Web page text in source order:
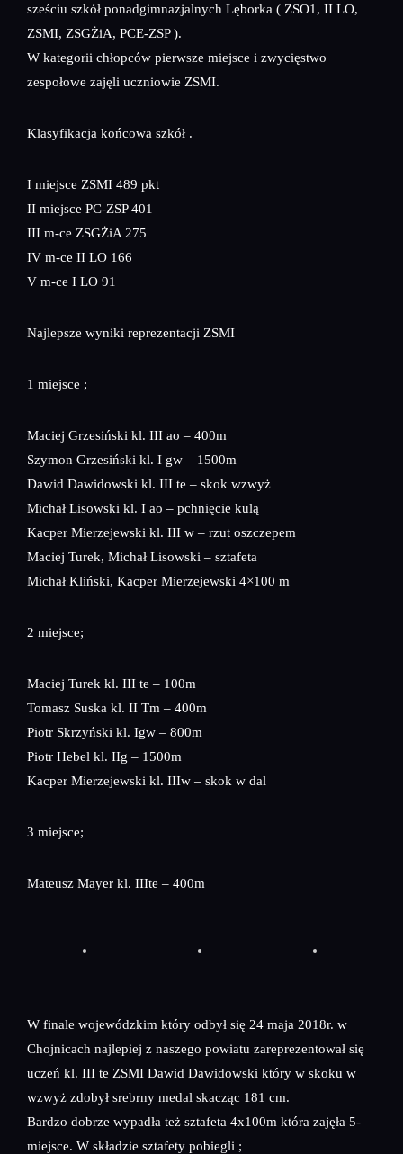
sześciu szkół ponadgimnazjalnych Lęborka ( ZSO1, II LO,
ZSMI, ZSGŻiA, PCE-ZSP ).
W kategorii chłopców pierwsze miejsce i zwycięstwo
zespołowe zajęli uczniowie ZSMI.
Klasyfikacja końcowa szkół .
I miejsce ZSMI 489 pkt
II miejsce PC-ZSP 401
III m-ce ZSGŻiA 275
IV m-ce II LO 166
V m-ce I LO 91
Najlepsze wyniki reprezentacji ZSMI
1 miejsce ;
Maciej Grzesiński kl. III ao – 400m
Szymon Grzesiński kl. I gw – 1500m
Dawid Dawidowski kl. III te – skok wzwyż
Michał Lisowski kl. I ao – pchnięcie kulą
Kacper Mierzejewski kl. III w – rzut oszczepem
Maciej Turek, Michał Lisowski – sztafeta
Michał Kliński, Kacper Mierzejewski 4×100 m
2 miejsce;
Maciej Turek kl. III te – 100m
Tomasz Suska kl. II Tm – 400m
Piotr Skrzyński kl. Igw – 800m
Piotr Hebel kl. IIg – 1500m
Kacper Mierzejewski kl. IIIw – skok w dal
3 miejsce;
Mateusz Mayer kl. IIIte – 400m
W finale wojewódzkim który odbył się 24 maja 2018r. w
Chojnicach najlepiej z naszego powiatu zareprezentował się
uczeń kl. III te ZSMI Dawid Dawidowski który w skoku w
wzwyż zdobył srebrny medal skacząc 181 cm.
Bardzo dobrze wypadła też sztafeta 4x100m która zajęła 5-
miejsce. W składzie sztafety pobiegli ;